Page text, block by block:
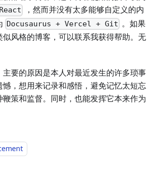
，然而并没有太多能够自定义的内
Docusaurus + Vercel + Git 。如果
风格的博客，可以联系我获得帮助。无
要的原因是本人对最近发生的许多琐事
，想用来记录和感悟，避免记忆太短忘
策和监督。同时，也能发挥它本来作为